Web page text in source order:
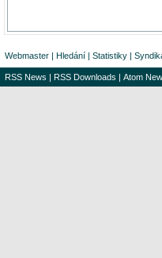
Webmaster | Hledání | Statistiky |
RSS News | RSS Downloads | Atom